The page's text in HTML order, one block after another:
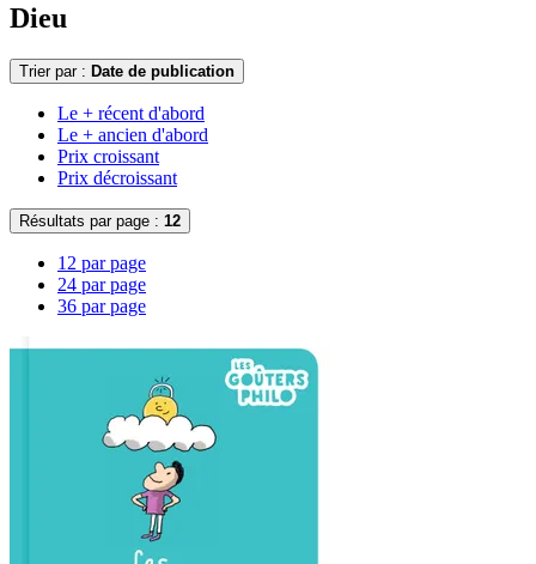
Dieu
Trier par : Date de publication
Le + récent d'abord
Le + ancien d'abord
Prix croissant
Prix décroissant
Résultats par page : 12
12 par page
24 par page
36 par page